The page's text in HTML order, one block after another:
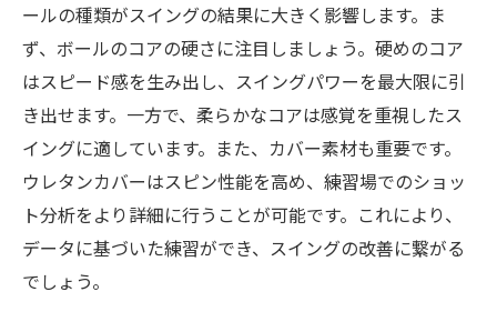
ールの種類がスイングの結果に大きく影響します。ま
ず、ボールのコアの硬さに注目しましょう。硬めのコア
はスピード感を生み出し、スイングパワーを最大限に引
き出せます。一方で、柔らかなコアは感覚を重視したス
イングに適しています。また、カバー素材も重要です。
ウレタンカバーはスピン性能を高め、練習場でのショッ
ト分析をより詳細に行うことが可能です。これにより、
データに基づいた練習ができ、スイングの改善に繋がる
でしょう。